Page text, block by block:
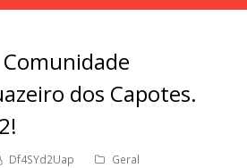
dos Capotes.
Df4SYd2Uap
Geral